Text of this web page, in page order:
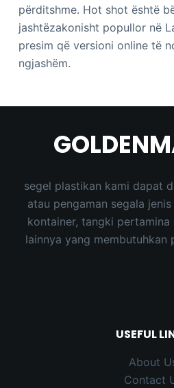
përditshme. Hot shot është
jashtëzakonisht popullor në
presim që versioni online të
ngjashëm.
segel plastikan kami dapat
atau pengaman segala
kontainer, tangki pertamina
lainnya yang membutuhkan
USEFUL
About
Contact